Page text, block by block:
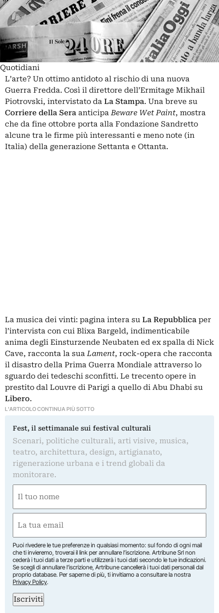
Quotidiani
L’arte? Un ottimo antidoto al rischio di una nuova
Guerra Fredda. Così il direttore dell’Ermitage Mikhail
Piotrovski, intervistato da La Stampa. Una breve su
Corriere della Sera anticipaBeware Wet Paint, mostra
che da fine ottobre porta alla Fondazione Sandretto
alcune tra le firme più interessanti e meno note (in
Italia) della generazione Settanta e Ottanta.
La musica dei vinti: pagina intera su La Repubblica per
l’intervista con cui Blixa Bargeld, indimenticabile
anima degli Einsturzende Neubaten ed ex spalla di Nick
Cave, racconta la suaLament, rock-opera che racconta
il disastro della Prima Guerra Mondiale attraverso lo
sguardo dei tedeschi sconfitti. Le trecento opere in
prestito dal Louvre di Parigi a quello di Abu Dhabi su
Libero.
L'ARTICOLO CONTINUA PIÙ SOTTO
Fest, il settimanale sui festival culturali
Scenari, politiche culturali, arti visive, musica,
teatro, architettura, design, artigianato,
rigenerazione urbana e i trend globali da
monitorare.
(Required)
(Required)
Puoi rivedere le tue preferenze in qualsiasi momento: sul fondo di ogni mail
che ti invieremo, troverai il link per annullare l’iscrizione. Artribune Srl non
cederà i tuoi dati a terze parti e utilizzerà i tuoi dati secondo le tue indicazioni.
Se scegli di annullare l’iscrizione, Artribune cancellerà i tuoi dati personali dal
proprio database. Per saperne di più, ti invitiamo a consultare la nostra
Privacy Policy.
Iscriviti